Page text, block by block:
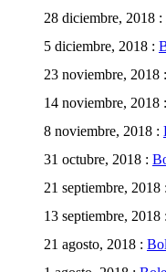
28 diciembre, 2018 :
5 diciembre, 2018 :
23 noviembre, 2018 :
14 noviembre, 2018 :
8 noviembre, 2018 :
31 octubre, 2018 :
21 septiembre, 2018 :
13 septiembre, 2018 :
21 agosto, 2018 :